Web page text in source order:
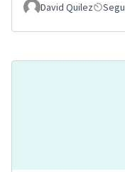
David Quilez